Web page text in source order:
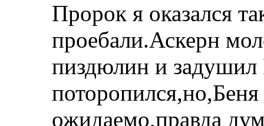
Пророк я оказался
проебали.Аскерн
пиздюлин и
ожидаемо,правда